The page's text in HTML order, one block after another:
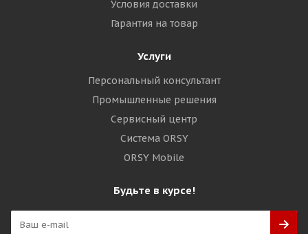
Условия доставки
Гарантия на товар
Услуги
Персональный консультант
Промышленные решения
Сервисный центр
Система ORSY
ORSY Mobile
Будьте в курсе!